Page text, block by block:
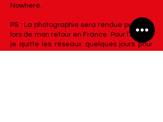
Nowhere.
PS : La photographie sera rendue publique
lors de mon retour en France. Pour l’instant
je quitte les réseaux quelques jours pour